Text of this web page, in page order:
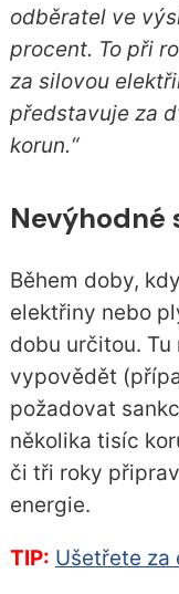
odběratel ve
procent. To při
za silovou
představuje za
korun.“
Nevýhodné
Během doby,
elektřiny nebo
dobu určitou.
vypovědět
požadovat
několika tisíc
či tři roky
energie.
TIP: Ušetřete za